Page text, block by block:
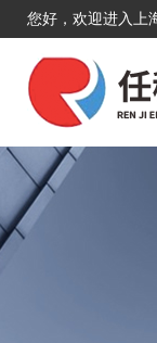
您好，欢迎进入上